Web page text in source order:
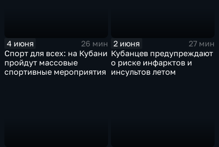
4 июня
26 мин
Спорт для всех: на Кубани
пройдут массовые
спортивные мероприятия
2 июня
27 мин
Кубанцев предупреждают
о риске инфарктов и
инсультов летом